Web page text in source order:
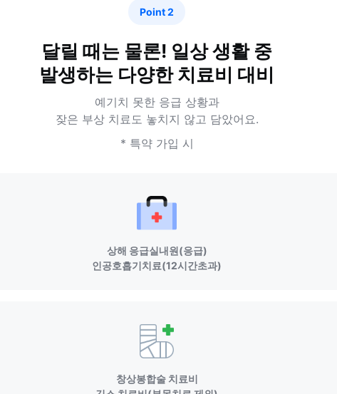
Point 2
달릴 때는 물론! 일상 생활 중
발생하는 다양한 치료비 대비
예기치 못한 응급 상황과
잦은 부상 치료도 놓치지 않고 담았어요.
* 특약 가입 시
상해 응급실내원(응급)
인공호흡기치료(12시간초과)
창상봉합술 치료비